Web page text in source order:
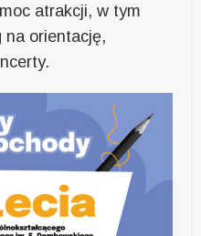
atrakcji, w tym
na orientację,